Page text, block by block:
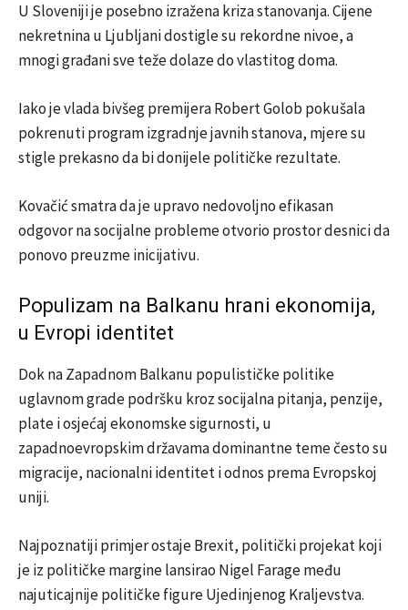
U Sloveniji je posebno izražena kriza stanovanja. Cijene
nekretnina u Ljubljani dostigle su rekordne nivoe, a
mnogi građani sve teže dolaze do vlastitog doma.
Iako je vlada bivšeg premijera Robert Golob pokušala
pokrenuti program izgradnje javnih stanova, mjere su
stigle prekasno da bi donijele političke rezultate.
Kovačić smatra da je upravo nedovoljno efikasan
odgovor na socijalne probleme otvorio prostor desnici da
ponovo preuzme inicijativu.
Populizam na Balkanu hrani ekonomija,
u Evropi identitet
Dok na Zapadnom Balkanu populističke politike
uglavnom grade podršku kroz socijalna pitanja, penzije,
plate i osjećaj ekonomske sigurnosti, u
zapadnoevropskim državama dominantne teme često su
migracije, nacionalni identitet i odnos prema Evropskoj
uniji.
Najpoznatiji primjer ostaje Brexit, politički projekat koji
je iz političke margine lansirao Nigel Farage među
najuticajnije političke figure Ujedinjenog Kraljevstva.